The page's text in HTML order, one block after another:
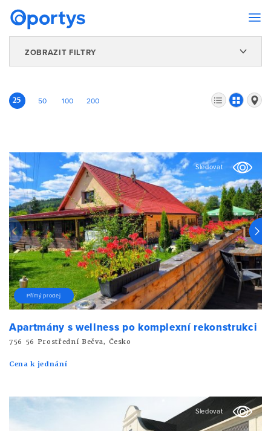
ZOBRAZIT FILTRY
25 50 100 200
Sledovat
Přímý prodej
Apartmány s wellness po komplexní rekonstrukci
756 56 Prostřední Bečva, Česko
Cena k jednání
Sledovat